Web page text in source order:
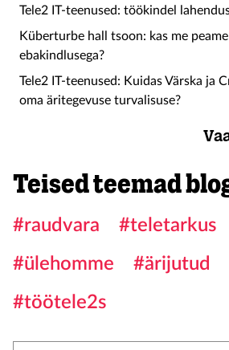
Tele2 IT-teenused: töökindel
Küberturbe hall tsoon: kas me
ebakindlusega?
Tele2 IT-teenused: Kuidas Värska ja
oma äritegevuse turvalisuse?
Teised teemad
#raudvara #teletarkus
#ülehomme
#ärijutud
#töötele2s